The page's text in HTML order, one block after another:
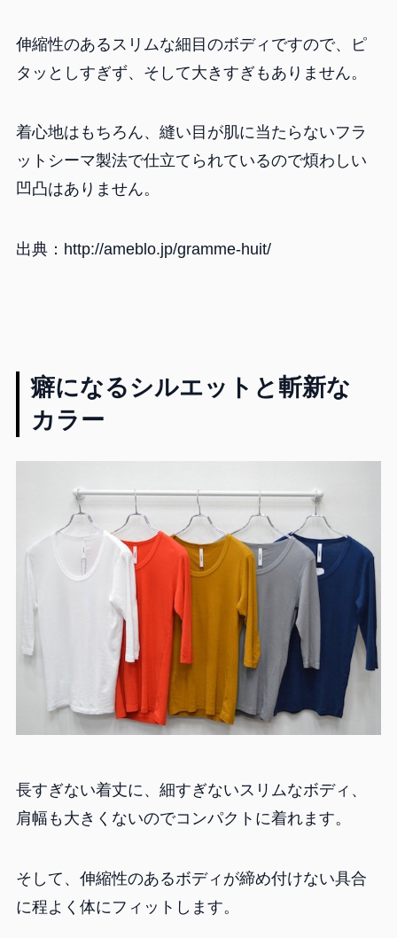
伸縮性のあるスリムな細目のボディですので、ピ
タッとしすぎず、そして大きすぎもありません。
着心地はもちろん、縫い目が肌に当たらないフラ
ットシーマ製法で仕立てられているので煩わしい
凹凸はありません。
出典：http://ameblo.jp/gramme-huit/
癖になるシルエットと斬新な
カラー
長すぎない着丈に、細すぎないスリムなボディ、
肩幅も大きくないのでコンパクトに着れます。
そして、伸縮性のあるボディが締め付けない具合
に程よく体にフィットします。